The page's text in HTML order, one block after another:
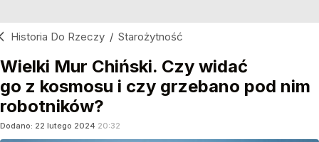
Historia Do Rzeczy / Starożytność
Wielki Mur Chiński. Czy widać
go z kosmosu i czy grzebano pod nim
robotników?
Dodano: 22 lutego 2024 20:32